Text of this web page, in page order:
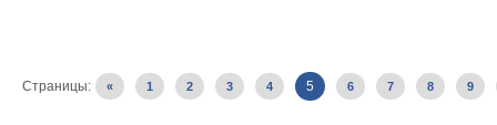
Страницы: « 1 2 3 4 5 6 7 8 9